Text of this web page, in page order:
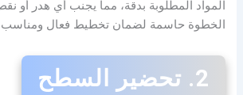
المواد المطلوبة بدقة، مما يجنب أي هدر أو
الخطوة حاسمة لضمان تخطيط فعال ومناسب
2. تحضير السطح